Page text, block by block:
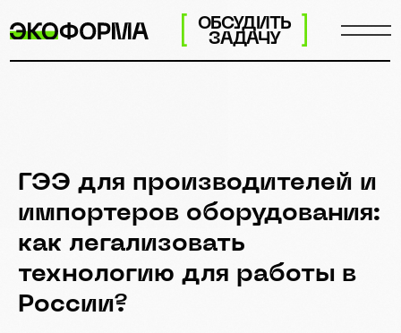
ОБСУДИТЬ
ЗАДАЧУ
ГЭЭ для производителей и
импортеров оборудования:
как легализовать
технологию для работы в
России?